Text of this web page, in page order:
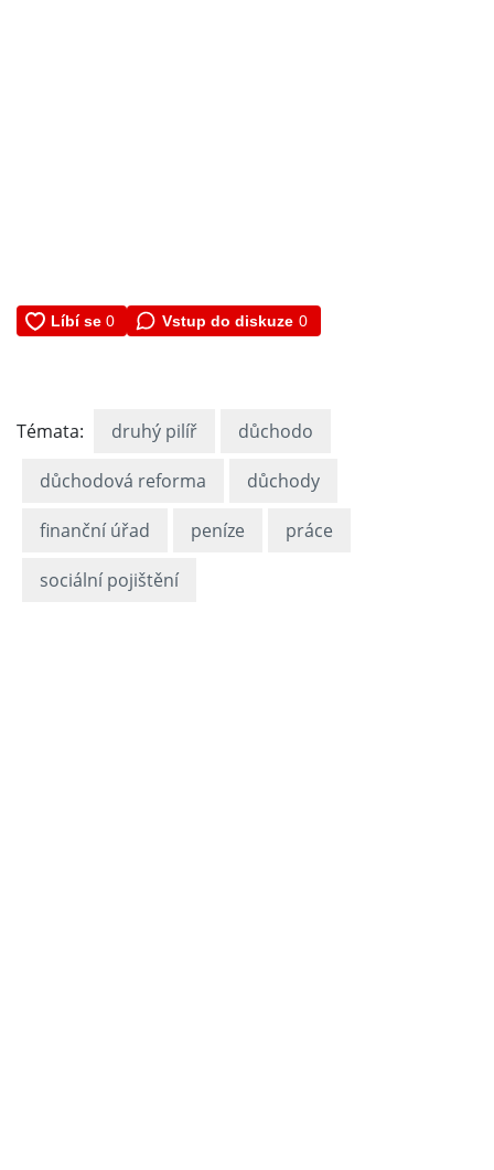
Vstup do diskuze 0
Témata: druhý pilíř důchodo
důchodová reforma důchody
finanční úřad peníze práce
sociální pojištění